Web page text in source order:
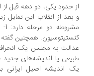
حدود یکی، دو دهه قبل از انقلاب
از انقلاب این تمایل
همچنین گفته
به مجلس یک انحراف بوده
یا اندیشه‌های جدید غربی
اندیشه اصیل ایرانی بوده